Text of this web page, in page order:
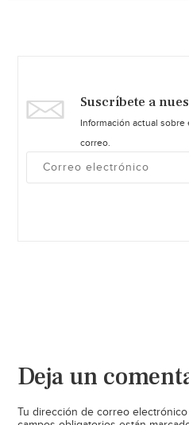
Suscríbete a
Información actual sobre
correo.
Deja un
Tu dirección de correo